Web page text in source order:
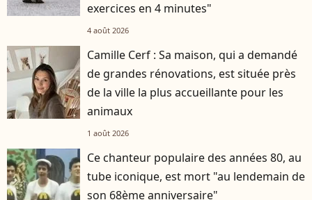
exercices en 4 minutes"
4 août 2026
Camille Cerf : Sa maison, qui a demandé
de grandes rénovations, est située près
de la ville la plus accueillante pour les
animaux
1 août 2026
Ce chanteur populaire des années 80, au
tube iconique, est mort "au lendemain de
son 68ème anniversaire"